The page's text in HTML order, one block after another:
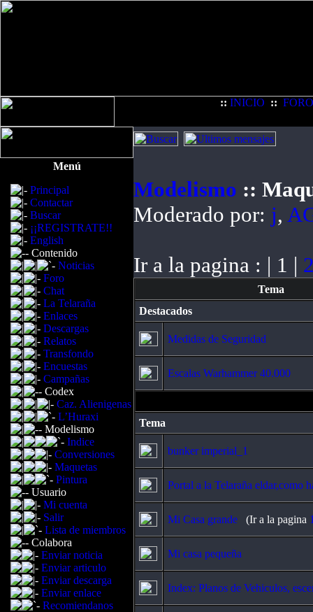
:: INICIO :: FORO
Menú
Principal
Contactar
Buscar
¡¡REGISTRATE!!
English
Contenido
Noticias
Foro
Chat
La Telaraña
Enlaces
Descargas
Relatos
Transfondo
Encuestas
Campañas
Codex
Caz. Alienigenas
L’Huraxi
Modelismo
Indice
Conversiones
Maquetas
Pintura
Usuario
Mi cuenta
Salir
Lista de miembros
Colabora
Enviar noticia
Enviar articulo
Enviar descarga
Enviar enlace
Recomiendanos
Modelismo ::
Moderado por: j,
Ir a la pagina : | 1 |
Tema
Destacados
Medidas de Seguridad
Escalas Warhammer 40.000
Tema
bunker imperial_1
Portal a la Telaraña eldar,como
Mi Casa grande (Ir a la pagina
Mi casa pequeña
Index: Planos de Vehiculos,